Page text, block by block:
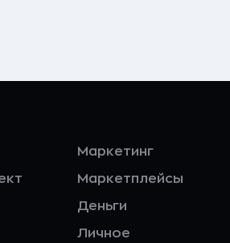
Маркетинг
Маркетплейсы
Деньги
Личное